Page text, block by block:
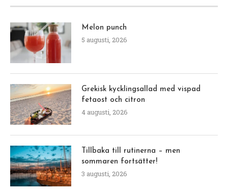
Melon punch
5 augusti, 2026
Grekisk kycklingsallad med vispad
fetaost och citron
4 augusti, 2026
Tillbaka till rutinerna – men
sommaren fortsätter!
3 augusti, 2026